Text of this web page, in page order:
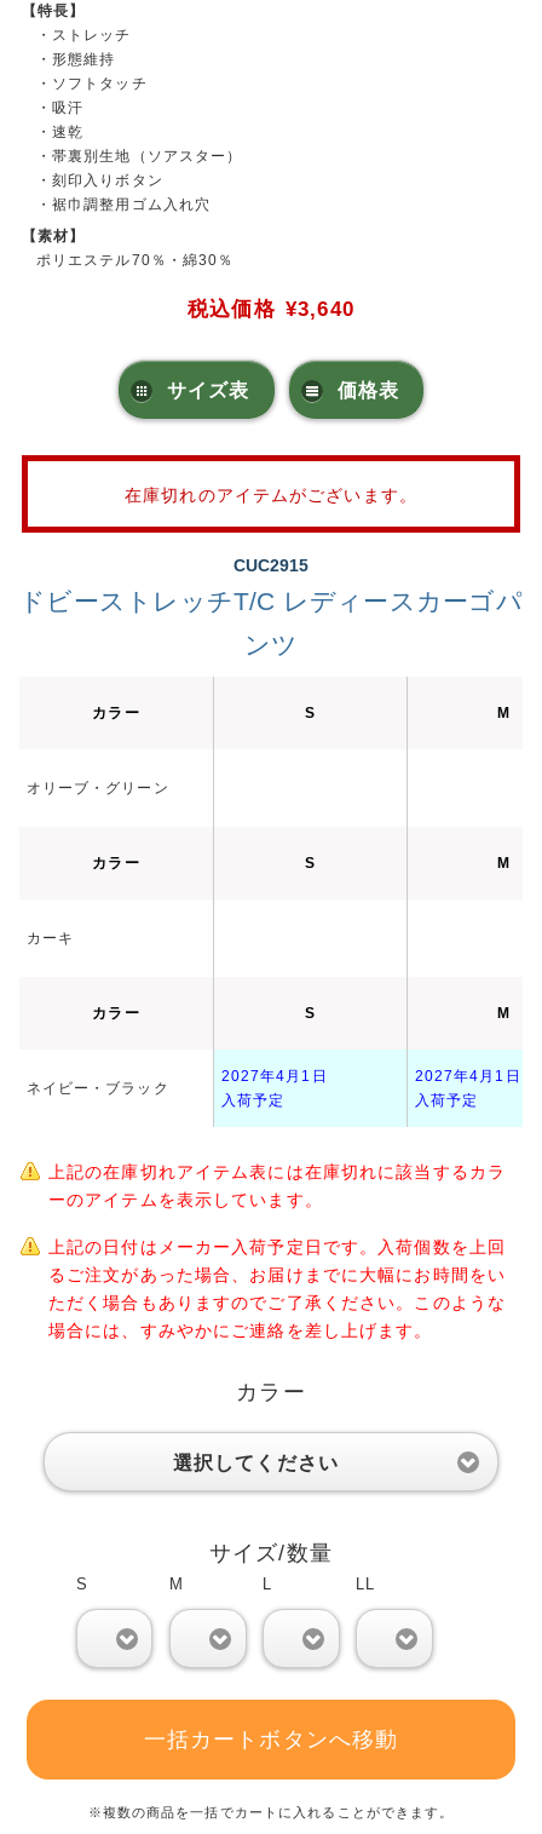
【特長】
・ストレッチ
・形態維持
・ソフトタッチ
・吸汗
・速乾
・帯裏別生地（ソアスター）
・刻印入りボタン
・裾巾調整用ゴム入れ穴
【素材】
ポリエステル70％・綿30％
税込価格 ¥3,640
サイズ表 価格表
在庫切れのアイテムがございます。
CUC2915
ドビーストレッチT/C レディースカーゴパ
ンツ
カラー S M
オリーブ・グリーン
カラー S M
カーキ
カラー S M
ネイビー・ブラック
2027年4月1日
入荷予定
2027年4月1日
入荷予定
上記の在庫切れアイテム表には在庫切れに該当するカラ
ーのアイテムを表示しています。
上記の日付はメーカー入荷予定日です。入荷個数を上回
るご注文があった場合、お届けまでに大幅にお時間をい
ただく場合もありますのでご了承ください。このような
場合には、すみやかにご連絡を差し上げます。
カラー
選択してください
サイズ/数量
S M L LL
一括カートボタンへ移動
※複数の商品を一括でカートに入れることができます。